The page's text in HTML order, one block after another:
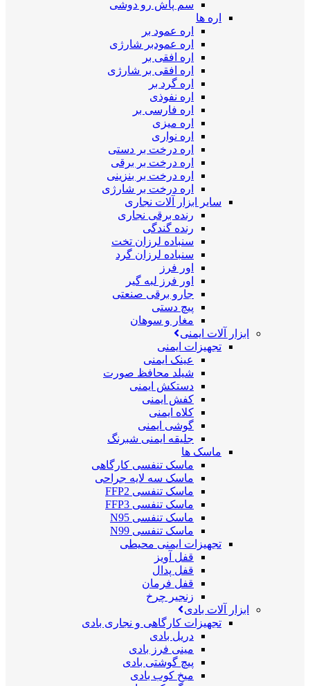
سم پاش رو دوشی
اره ها
اره عمود بر
اره عمودبر شارژی
اره افقی بر
اره افقی بر شارژی
اره گرد بر
اره نفوذی
اره فارسی بر
اره میزی
اره نواری
اره درخت بر دستی
اره درخت بر برقی
اره درخت بر بنزینی
اره درخت بر شارژی
سایر ابزار آلات نجاری
رنده برقی نجاری
رنده گندگی
سنباده لرزان تخت
سنباده لرزان گرد
اور فرز
اور فرز لبه گیر
جارو برقی صنعتی
پیچ دستی
مغار و سوهان
ابزار آلات ایمنی
تجهیزات ایمنی
عینک ایمنی
شیلد محافظ صورت
دستکش ایمنی
کفش ایمنی
کلاه ایمنی
گوشی ایمنی
جلیقه ایمنی شبرنگ
ماسک ها
ماسک تنفسی کارگاهی
ماسک سه لایه جراحی
ماسک تنفسی FFP2
ماسک تنفسی FFP3
ماسک تنفسی N95
ماسک تنفسی N99
تجهیزات ایمنی محیطی
قفل آویز
قفل پدال
قفل فرمان
زنجیر چرخ
ابزار آلات بادی
تجهیزات کارگاهی و نجاری بادی
دریل بادی
مینی فرز بادی
پیچ گوشتی بادی
میخ کوب بادی